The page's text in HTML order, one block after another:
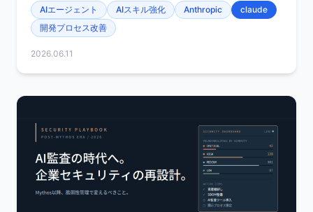
AIエージェント AIスキル強化 Anthropic
claude
開発プロセス改善
2026.06.11